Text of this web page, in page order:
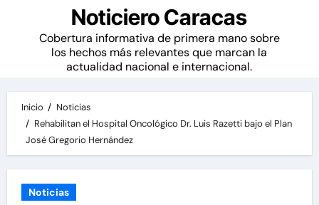
Noticiero Caracas
Cobertura informativa de primera mano sobre
los hechos más relevantes que marcan la
actualidad nacional e internacional.
Inicio
Noticias
Rehabilitan el Hospital Oncológico Dr. Luis Razetti bajo el Plan
José Gregorio Hernández
Noticias